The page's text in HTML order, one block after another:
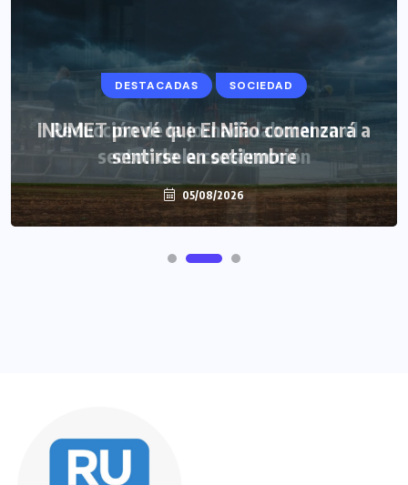
DESTACADAS SOCIEDAD
INUMET prevé que El Niño comenzará a
sentirse en setiembre
05/08/2026